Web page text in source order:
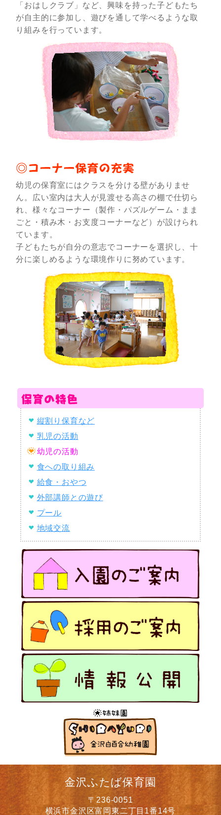
「おはしクラブ」など、興味を持った子どもたち
が自主的に参加し、遊びを通して学べるような取
り組みを行っています。
幼児の保育室にはクラスを分ける壁がありませ
ん。広い室内は大人が見渡せる高さの棚で仕切ら
れ、様々なコーナー（製作・パズルゲーム・まま
ごと・積み木・お支度コーナーなど）が設けられ
ています。
子どもたちが自分の意志でコーナーを選択し、十
分に楽しめるような環境作りに努めています。
縦割り保育など
乳児の活動
幼児の活動
食への取り組み
給食・おやつ
外部講師との遊び
プール
地域交流
金沢ふたば保育園
〒236-0051
横浜市金沢区富岡東二丁目1番14号